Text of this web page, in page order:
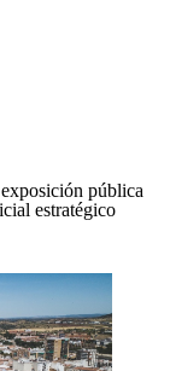
pública
estratégico